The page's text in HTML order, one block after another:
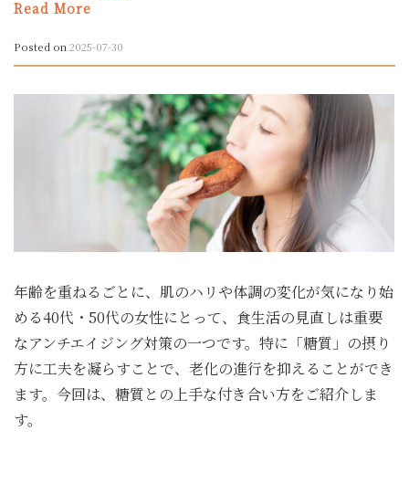
が
い
朝、
そ
の
原
因
は“前
の
事”か
も
し
れ
ま
せ
Read More
Posted on2025-07-30
年齢を重ねるごとに、肌のハリや体調の変化が気になり始
める40代・50代の女性にとって、食生活の見直しは重要
なアンチエイジング対策の一つです。特に「糖質」の摂り
方に工夫を凝らすことで、老化の進行を抑えることができ
ます。今回は、糖質との上手な付き合い方をご紹介しま
す。